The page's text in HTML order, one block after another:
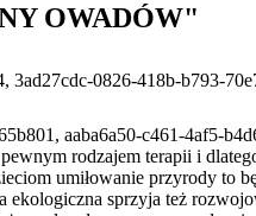
OWADÓW"
0826-418b-b793-
aaba6a50-c461-4af5-
rodzajem terapii i
umiłowanie przyrody to
ekologiczna sprzyja też